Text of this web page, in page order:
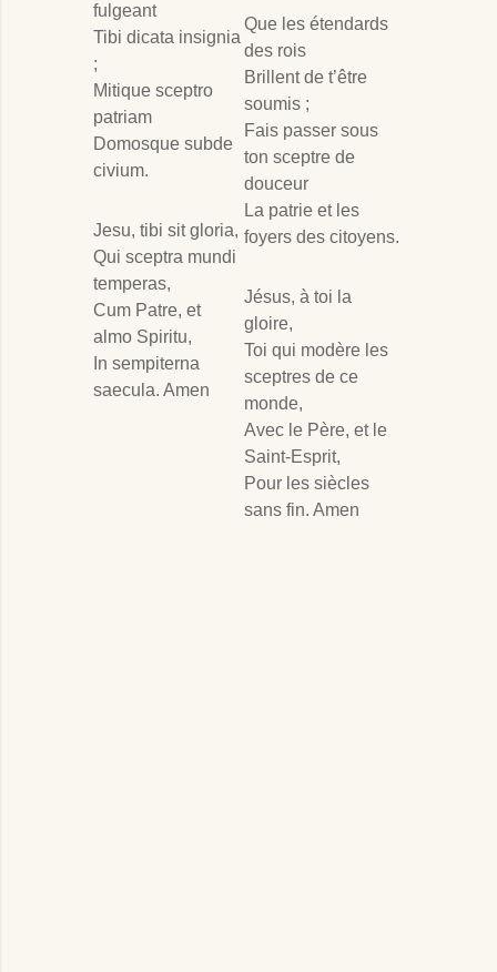
fulgeant
Tibi dicata insignia
;
Mitique sceptro
patriam
Domosque subde
civium.
Jesu, tibi sit gloria,
Qui sceptra mundi
temperas,
Cum Patre, et
almo Spiritu,
In sempiterna
saecula. Amen
Que les étendards
des rois
Brillent de t’être
soumis ;
Fais passer sous
ton sceptre de
douceur
La patrie et les
foyers des citoyens.
Jésus, à toi la
gloire,
Toi qui modère les
sceptres de ce
monde,
Avec le Père, et le
Saint-Esprit,
Pour les siècles
sans fin. Amen